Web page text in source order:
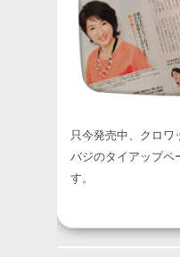
只今発売中、クロワ
バジのタイアップペ
す。